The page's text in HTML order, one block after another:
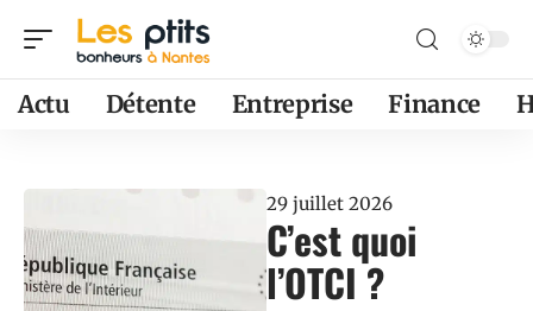
Actu Détente Entreprise Finance
29 juillet 2026
C’est quoi
l’OTCI ?